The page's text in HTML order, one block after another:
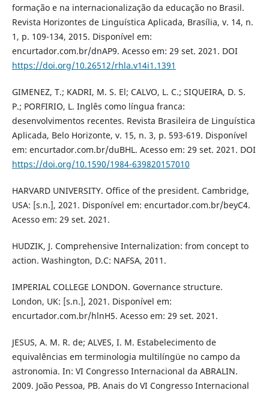
formação e na internacionalização da educação no Brasil.
Revista Horizontes de Linguística Aplicada, Brasília, v. 14, n.
1, p. 109-134, 2015. Disponível em:
encurtador.com.br/dnAP9. Acesso em: 29 set. 2021. DOI
https://doi.org/10.26512/rhla.v14i1.1391
GIMENEZ, T.; KADRI, M. S. El; CALVO, L. C.; SIQUEIRA, D. S.
P.; PORFIRIO, L. Inglês como língua franca:
desenvolvimentos recentes. Revista Brasileira de Linguística
Aplicada, Belo Horizonte, v. 15, n. 3, p. 593-619. Disponível
em: encurtador.com.br/duBHL. Acesso em: 29 set. 2021. DOI
https://doi.org/10.1590/1984-639820157010
HARVARD UNIVERSITY. Office of the president. Cambridge,
USA: [s.n.], 2021. Disponível em: encurtador.com.br/beyC4.
Acesso em: 29 set. 2021.
HUDZIK, J. Comprehensive Internalization: from concept to
action. Washington, D.C: NAFSA, 2011.
IMPERIAL COLLEGE LONDON. Governance structure.
London, UK: [s.n.], 2021. Disponível em:
encurtador.com.br/hlnH5. Acesso em: 29 set. 2021.
JESUS, A. M. R. de; ALVES, I. M. Estabelecimento de
equivalências em terminologia multilíngüe no campo da
astronomia. In: VI Congresso Internacional da ABRALIN.
2009. João Pessoa, PB. Anais do VI Congresso Internacional